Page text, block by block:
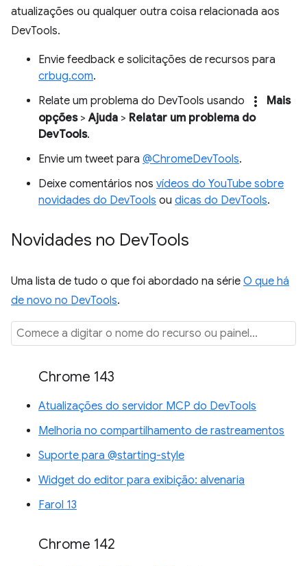
atualizações ou qualquer outra coisa relacionada aos
DevTools.
Envie feedback e solicitações de recursos para
crbug.com.
Relate um problema do DevTools usando
more_vert
Mais
opções>Ajuda > Relatar um problema do
DevTools.
Envie um tweet para @ChromeDevTools.
Deixe comentários nos vídeos do YouTube sobre
novidades do DevTools ou dicas do DevTools.
Novidades no DevTools
Uma lista de tudo o que foi abordado na série O que há
de novo no DevTools.
Chrome 143
Atualizações do servidor MCP do DevTools
Melhoria no compartilhamento de rastreamentos
Suporte para @starting-style
Widget do editor para exibição: alvenaria
Farol 13
Chrome 142